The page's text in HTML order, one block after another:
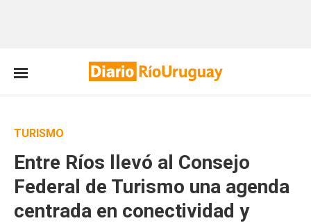
TURISMO
Entre Ríos llevó al Consejo
Federal de Turismo una agenda
centrada en conectividad y